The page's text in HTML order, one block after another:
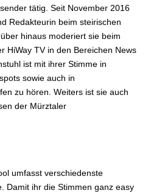
tätig. Seit November 2016
Redakteurin beim steirischen
hinaus moderiert sie beim
HiWay TV in den Bereichen News
ist mit ihrer Stimme in
sowie auch in
zu hören. Weiters ist sie auch
der Mürztaler
umfasst verschiedenste
Damit ihr die Stimmen ganz easy